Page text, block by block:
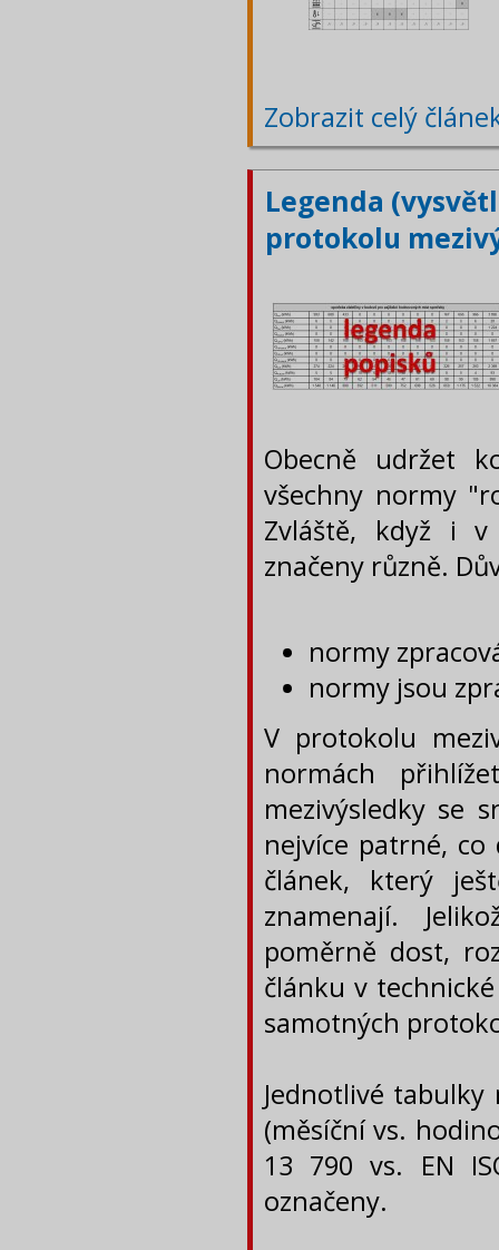
Zobrazit celý
Legenda
protokolu
Obecně udržet
všechny normy
Zvláště, když i
značeny různě.
normy
normy jsou
V protokolu
normách
mezivýsledky se
nejvíce patrné,
článek, který
znamenají.
poměrně dost,
článku v
samotných
Jednotlivé
(měsíční vs.
13 790 vs. EN
označeny.